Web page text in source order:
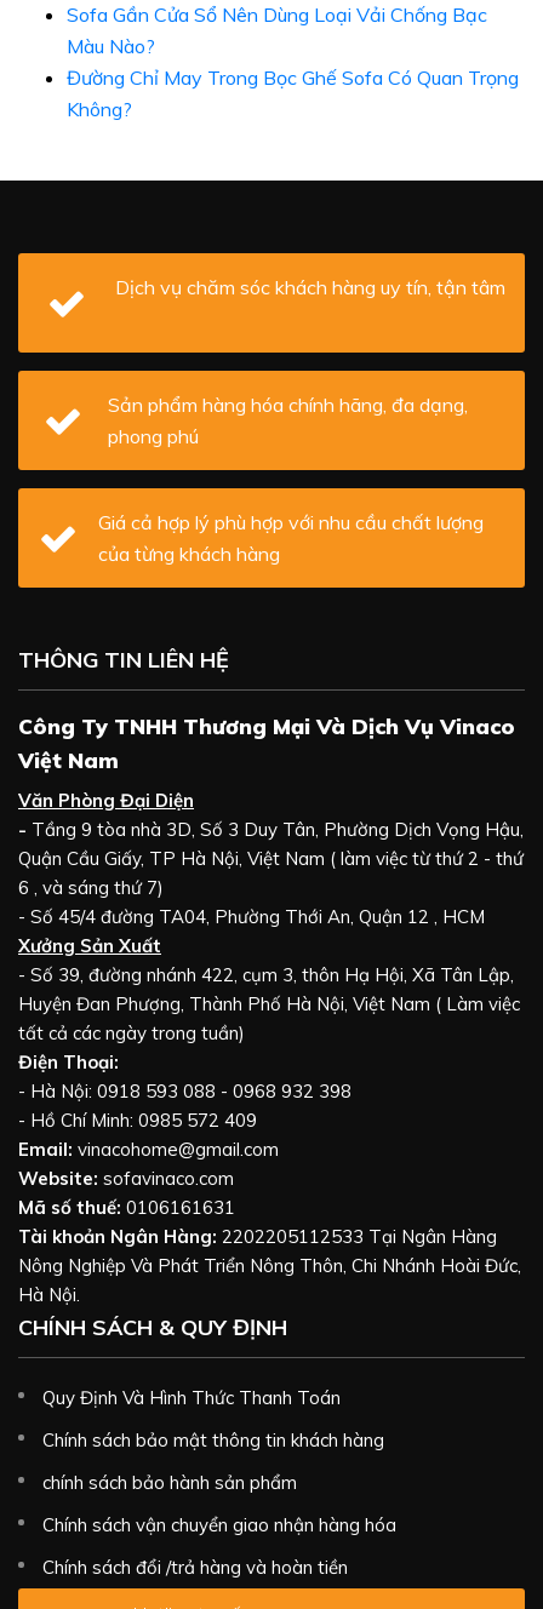
Sofa Gần Cửa Sổ Nên Dùng Loại Vải Chống Bạc
Màu Nào?
Đường Chỉ May Trong Bọc Ghế Sofa Có Quan Trọng
Không?
Dịch vụ chăm sóc khách hàng uy tín, tận tâm
Sản phẩm hàng hóa chính hãng, đa dạng,
phong phú
Giá cả hợp lý phù hợp với nhu cầu chất lượng
của từng khách hàng
THÔNG TIN LIÊN HỆ
Công Ty TNHH Thương Mại Và Dịch Vụ Vinaco
Việt Nam
Văn Phòng Đại Diện
- Tầng 9 tòa nhà 3D, Số 3 Duy Tân, Phường Dịch Vọng Hậu,
Quận Cầu Giấy, TP Hà Nội, Việt Nam ( làm việc từ thứ 2 - thứ
6 , và sáng thứ 7)
- Số 45/4 đường TA04, Phường Thới An, Quận 12 , HCM
Xưởng Sản Xuất
- Số 39, đường nhánh 422, cụm 3, thôn Hạ Hội, Xã Tân Lập,
Huyện Đan Phượng, Thành Phố Hà Nội, Việt Nam ( Làm việc
tất cả các ngày trong tuần)
Điện Thoại:
- Hà Nội: 0918 593 088 - 0968 932 398
- Hồ Chí Minh: 0985 572 409
Email: vinacohome@gmail.com
Website: sofavinaco.com
Mã số thuế: 0106161631
Tài khoản Ngân Hàng: 2202205112533 Tại Ngân Hàng
Nông Nghiệp Và Phát Triển Nông Thôn, Chi Nhánh Hoài Đức,
Hà Nội.
CHÍNH SÁCH & QUY ĐỊNH
Quy Định Và Hình Thức Thanh Toán
Chính sách bảo mật thông tin khách hàng
chính sách bảo hành sản phẩm
Chính sách vận chuyển giao nhận hàng hóa
Chính sách đổi /trả hàng và hoàn tiền